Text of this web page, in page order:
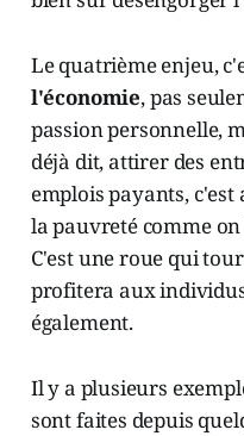
Le quatrième enjeu,
l'économie, pas
passion personnelle,
déjà dit, attirer des
emplois payants,
la pauvreté comme
C'est une roue qui
profitera aux
également.
Il y a plusieurs
sont faites depuis